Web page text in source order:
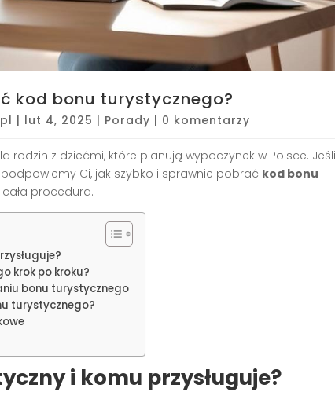
kod bonu turystycznego?
| lut 4, 2025 | Porady | 0 komentarzy
rodzin z dziećmi, które planują wypoczynek w Polsce. Jeśli
Ci, jak szybko i sprawnie pobrać kod bonu
procedura.
krok po kroku?
bonu turystycznego
turystycznego?
i komu przysługuje?